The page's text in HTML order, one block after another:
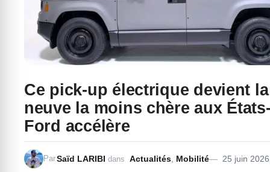
Ce pick-up électrique devient
neuve la moins chère aux
Ford accélère
25 juin 2026
ParSaïd LARIBI dans Actualités Mobilité